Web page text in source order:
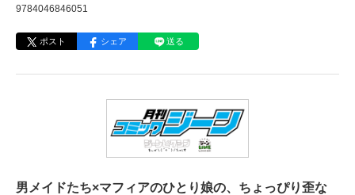
9784046846051
ポスト シェア 送る
男メイドたち×マフィアのひとり娘の、ちょっぴり歪な